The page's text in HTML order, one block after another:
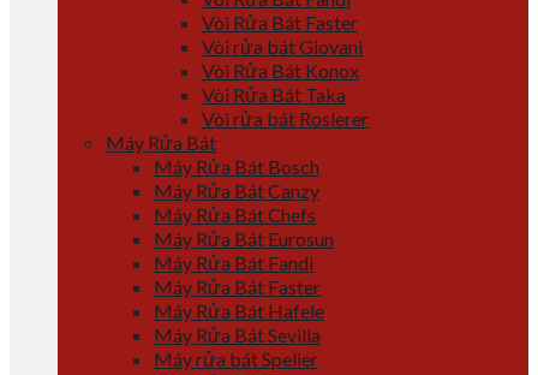
Vòi Rửa Bát Faster
Vòi rửa bát Giovani
Vòi Rửa Bát Konox
Vòi Rửa Bát Taka
Vòi rửa bát Roslerer
Máy Rửa Bát
Máy Rửa Bát Bosch
Máy Rửa Bát Canzy
Máy Rửa Bát Chefs
Máy Rửa Bát Eurosun
Máy Rửa Bát Fandi
Máy Rửa Bát Faster
Máy Rửa Bát Hafele
Máy Rửa Bát Sevilla
Máy rửa bát Spelier